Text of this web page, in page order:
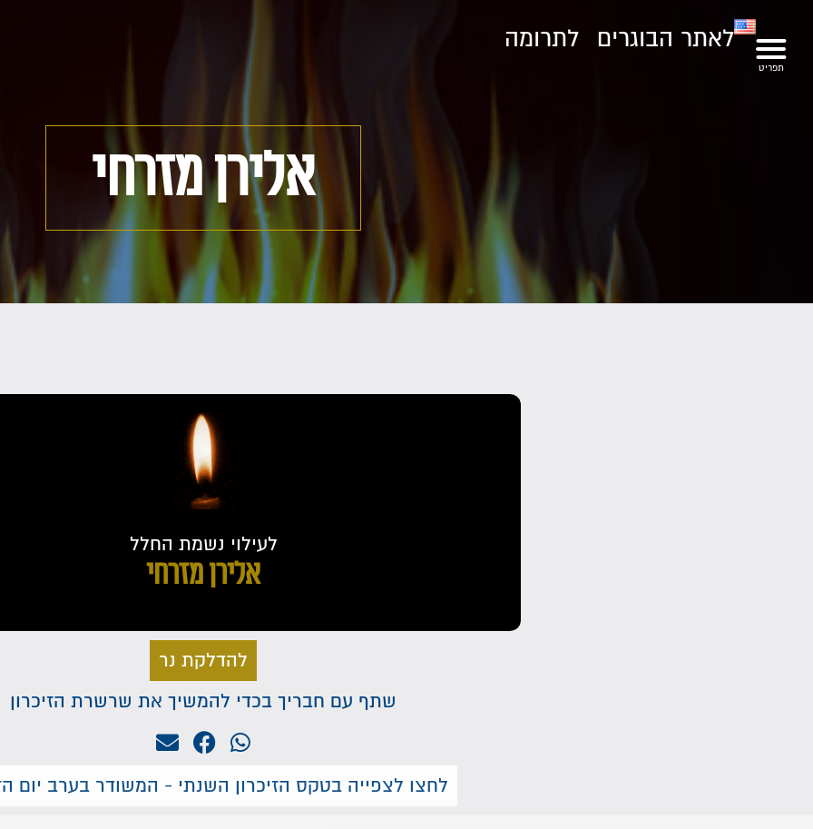
לאתר הבוגרים לתרומה
אלירן מזרחי
לעילוי נשמת החלל
אלירן מזרחי
להדלקת נר
שתף עם חבריך בכדי להמשיך את שרשרת הזיכרון
לחצו לצפייה בטקס הזיכרון השנתי - המשודר בערב יום